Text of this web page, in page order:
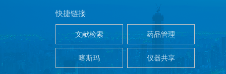
快捷链接
药品管理
文献检索
仪器共享
喀斯玛